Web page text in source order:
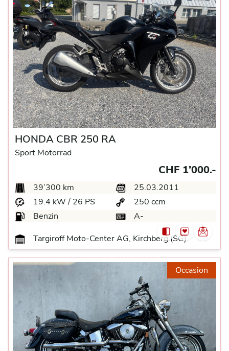
HONDA CBR 250 RA
Sport Motorrad
CHF 1’000.-
39’300 km
25.03.2011
19.4 kW / 26 PS
250 ccm
Benzin
A-
Targiroff Moto-Center AG, Kirchberg (SG)
Occasion